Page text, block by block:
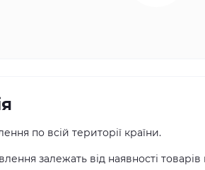
по всій території країни.
залежать від наявності товарів